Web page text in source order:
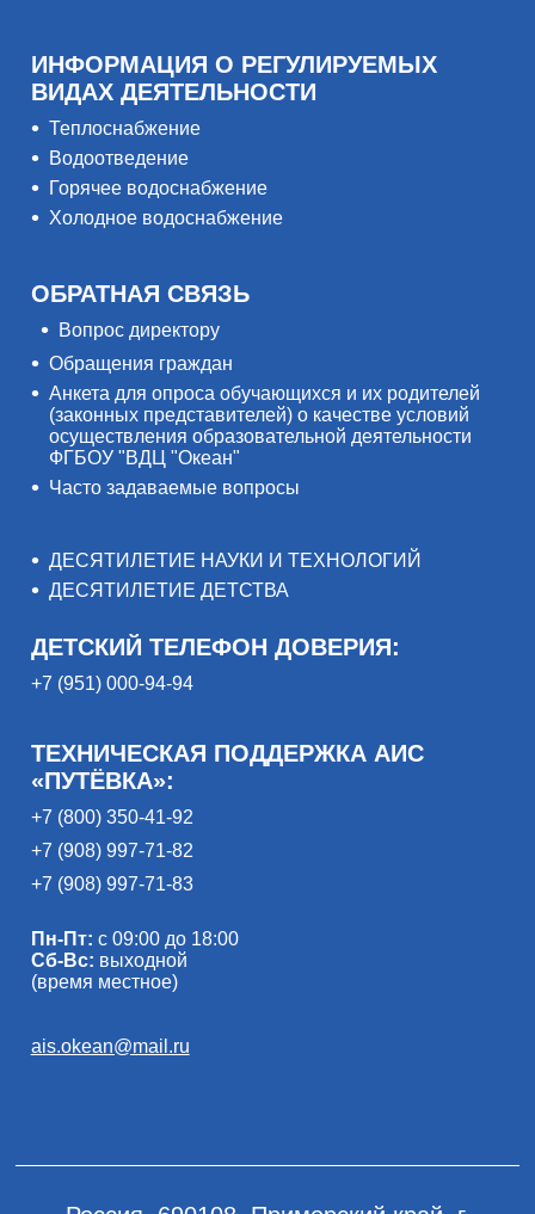
ИНФОРМАЦИЯ О РЕГУЛИРУЕМЫХ
ВИДАХ ДЕЯТЕЛЬНОСТИ
Теплоснабжение
Водоотведение
Горячее водоснабжение
Холодное водоснабжение
ОБРАТНАЯ СВЯЗЬ
Вопрос директору
Обращения граждан
Анкета для опроса обучающихся и их родителей
(законных представителей) о качестве условий
осуществления образовательной деятельности
ФГБОУ "ВДЦ "Океан"
Часто задаваемые вопросы
ДЕСЯТИЛЕТИЕ НАУКИ И ТЕХНОЛОГИЙ
ДЕСЯТИЛЕТИЕ ДЕТСТВА
ДЕТСКИЙ ТЕЛЕФОН ДОВЕРИЯ:
+7 (951) 000-94-94
ТЕХНИЧЕСКАЯ ПОДДЕРЖКА АИС
«ПУТЁВКА»:
+7 (800) 350-41-92
+7 (908) 997-71-82
+7 (908) 997-71-83
Пн-Пт: с 09:00 до 18:00
Сб-Вс: выходной
(время местное)
ais.okean@mail.ru